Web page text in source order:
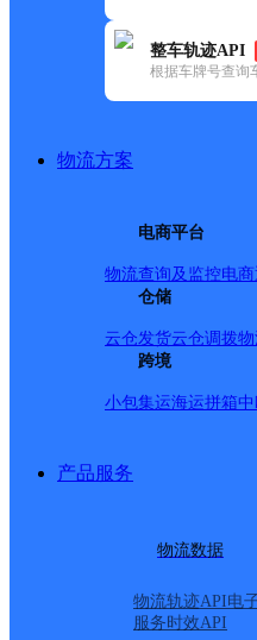
整车轨迹API
根据车牌号查询
物流方案
电商平台
物流查询及监控电
仓储
云仓发货云仓调拨
跨境
小包集运海运拼箱
产品服务
物流数据
物流轨迹API电
服务时效API
更新时间：
所属快递：韵达速递
所属区域：河南省-新乡市
网点地址：河南省新乡
网点负责人：